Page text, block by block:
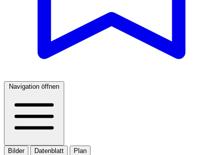
Navigation öffnen
Bilder Datenblatt Plan